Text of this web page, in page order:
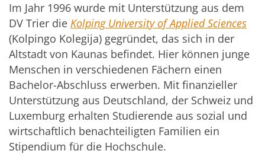
Im Jahr 1996 wurde mit Unterstützung aus dem
DV Trier die Kolping University of Applied Sciences
(Kolpingo Kolegija) gegründet, das sich in der
Altstadt von Kaunas befindet. Hier können junge
Menschen in verschiedenen Fächern einen
Bachelor-Abschluss erwerben. Mit finanzieller
Unterstützung aus Deutschland, der Schweiz und
Luxemburg erhalten Studierende aus sozial und
wirtschaftlich benachteiligten Familien ein
Stipendium für die Hochschule.